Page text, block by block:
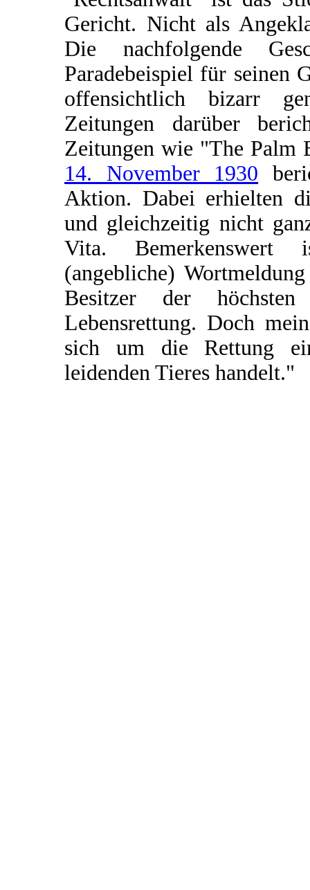
Gericht. Nicht als
Die nachfolgende
Paradebeispiel für seinen
offensichtlich bizarr
Zeitungen darüber
Zeitungen wie "The Palm
14. November 1930
Aktion. Dabei erhielten
und gleichzeitig nicht
Vita. Bemerkenswert
(angebliche)
Besitzer der
Lebensrettung. Doch
sich um die Rettung
leidenden Tieres handelt."